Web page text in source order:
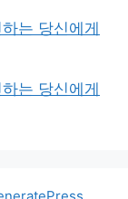
는 당신에게
는 당신에게